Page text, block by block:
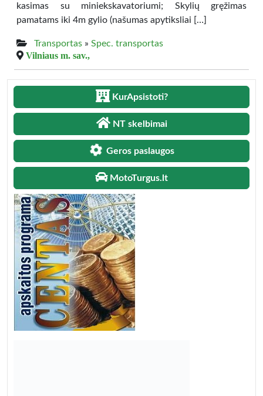
kasimas su miniekskavatoriumi; Skylių gręžimas
pamatams iki 4m gylio (našumas apytiksliai […]
Transportas » Spec. transportas
Vilniaus m. sav.,
KurApsistoti?
NT skelbimai
Geros paslaugos
MotoTurgus.lt